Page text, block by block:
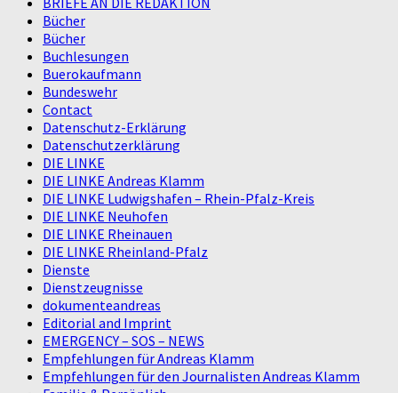
Bücher
Bücher
Buchlesungen
Buerokaufmann
Bundeswehr
Contact
Datenschutz-Erklärung
Datenschutzerklärung
DIE LINKE
DIE LINKE Andreas Klamm
DIE LINKE Ludwigshafen – Rhein-Pfalz-Kreis
DIE LINKE Neuhofen
DIE LINKE Rheinauen
DIE LINKE Rheinland-Pfalz
Dienste
Dienstzeugnisse
dokumenteandreas
Editorial and Imprint
EMERGENCY – SOS – NEWS
Empfehlungen für Andreas Klamm
Empfehlungen für den Journalisten Andreas Klamm